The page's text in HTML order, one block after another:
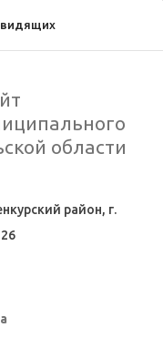
области
район, г.